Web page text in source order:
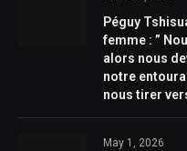
Péguy
femme : ”
alors nous
notre
nous tirer
May 1, 2026